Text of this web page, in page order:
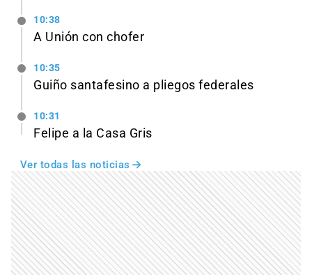
10:38
A Unión con chofer
10:35
Guiño santafesino a pliegos federales
10:31
Felipe a la Casa Gris
Ver todas las noticias